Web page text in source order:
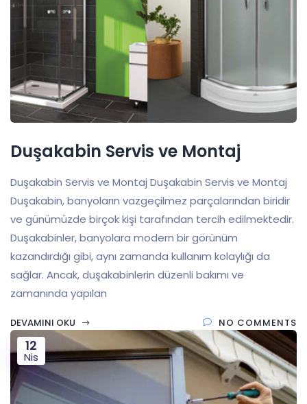
Duşakabin Servis ve Montaj
Duşakabin Servis ve Montaj Duşakabin Servis ve Montaj
Duşakabin, banyoların vazgeçilmez parçalarından biridir
ve günümüzde birçok kişi tarafından tercih edilmektedir.
Duşakabinler, banyolara modern bir görünüm
kazandırdığı gibi, aynı zamanda kullanım kolaylığı da
sağlar. Ancak, duşakabinlerin düzenli bakımı ve
zamanında yapılan
DEVAMINI OKU NO COMMENTS
12
Nis